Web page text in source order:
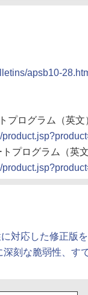
apsb10-
ログラム（英文
プログラム（英文
対応した修正版
刻な脆弱性、す